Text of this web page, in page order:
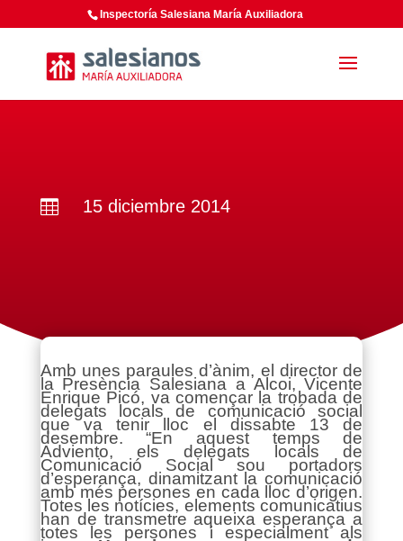
Inspectoría Salesiana María Auxiliadora
 15 diciembre 2014
Amb unes paraules d’ànim, el director de
la Presència Salesiana a Alcoi, Vicente
Enrique Picó, va començar la trobada de
delegats locals de comunicació social
que va tenir lloc el dissabte 13 de
desembre. “En aquest temps de
Adviento, els delegats locals de
Comunicació Social sou portadors
d’esperança, dinamitzant la comunicació
amb més persones en cada lloc d’origen.
Totes les notícies, elements comunicatius
han de transmetre aqueixa esperança a
totes les persones i especialment als